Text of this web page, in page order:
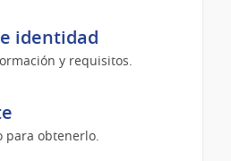
identidad
y requisitos.
para obtenerlo.